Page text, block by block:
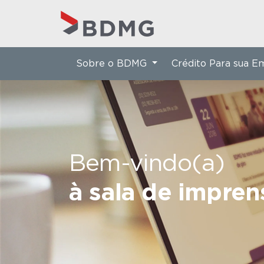
Bem-vindo(a)
à sala de
Sobre o BDMG Crédito Para sua